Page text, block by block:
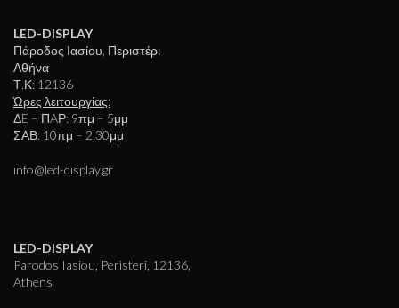
LED-DISPLAY
Πάροδος Ιασίου, Περιστέρι
Αθήνα
Τ.Κ: 12136
Ώρες λειτουργίας:
ΔE – ΠAΡ: 9πμ – 5μμ
ΣΑΒ: 10πμ – 2:30μμ
info@led-display.gr
LED-DISPLAY
Parodos Iasiou, Peristeri, 12136,
Athens